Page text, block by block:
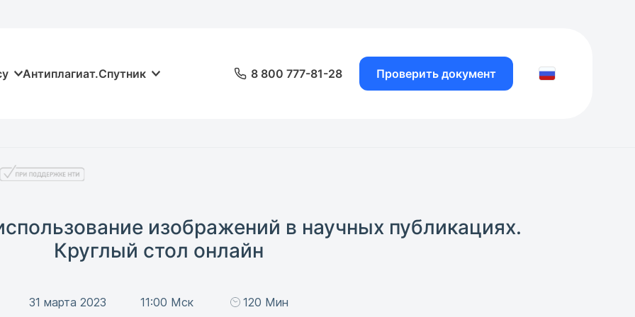
Антиплагиат.Спутник 8 800 777-81-28 Проверить документ
изображений в научных публикациях.
Круглый стол онлайн
31 марта 2023 11:00 Мск 120 Мин